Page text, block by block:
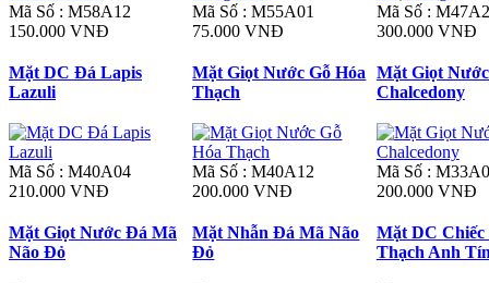
Mã Số : M58A12
150.000 VNĐ
Mã Số : M55A01
75.000 VNĐ
Mã Số :
300.000 VNĐ
Mặt DC Đá Lapis
Lazuli
Mã Số : M40A04
210.000 VNĐ
Mặt Giọt Nước Gỗ Hóa
Thạch
Mã Số : M40A12
200.000 VNĐ
Mặt Giọt
Chalcedony
Mã Số :
200.000 VNĐ
Mặt Giọt Nước Đá Mã
Não Đỏ
Mặt Nhẫn Đá Mã Não
Đỏ
Mặt DC Chiếc
Thạch Anh